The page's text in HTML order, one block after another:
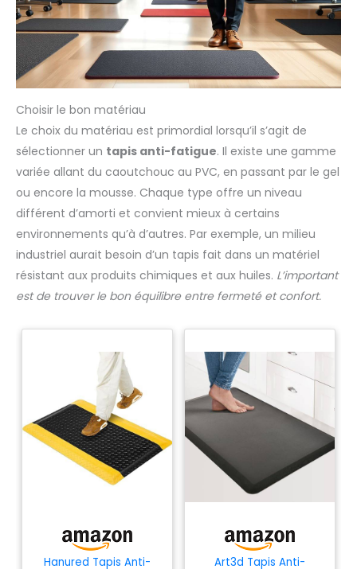
Choisir le bon matériau
Le choix du matériau est primordial lorsqu’il s’agit de
sélectionner un tapis anti-fatigue. Il existe une gamme
variée allant du caoutchouc au PVC, en passant par le gel
ou encore la mousse. Chaque type offre un niveau
différent d’amorti et convient mieux à certains
environnements qu’à d’autres. Par exemple, un milieu
industriel aurait besoin d’un tapis fait dans un matériel
résistant aux produits chimiques et aux huiles. L’important
est de trouver le bon équilibre entre fermeté et confort.
Hanured Tapis Anti- Art3d Tapis Anti-